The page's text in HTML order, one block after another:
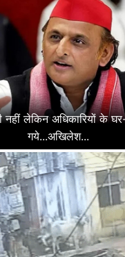
नहीं लेकिन अधिकारियों के
गये...अखिलेश...